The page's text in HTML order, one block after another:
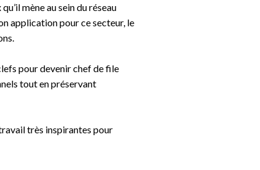
mène au sein du réseau
application pour ce secteur, le
pour devenir chef de file
tout en préservant
très inspirantes pour